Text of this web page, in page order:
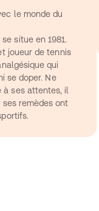
le monde du
situe en 1981.
joueur de tennis
qui
se doper. Ne
à ses attentes, il
remèdes ont